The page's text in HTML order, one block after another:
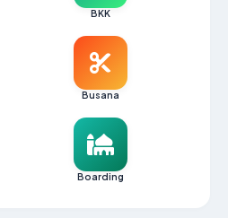
BKK
Busana
Boarding